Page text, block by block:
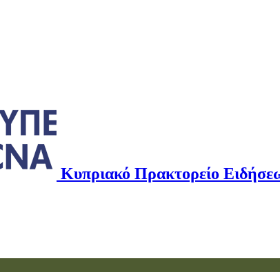
Κυπριακό Πρακτορείο